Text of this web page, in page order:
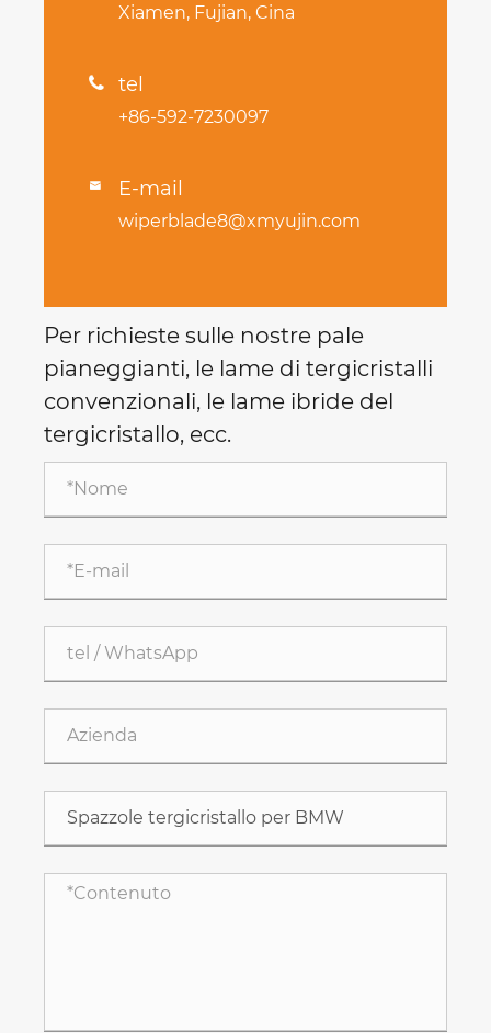
Xiamen, Fujian, Cina
 tel
+86-592-7230097
 E-mail
wiperblade8@xmyujin.com
Per richieste sulle nostre pale
pianeggianti, le lame di tergicristalli
convenzionali, le lame ibride del
tergicristallo, ecc.